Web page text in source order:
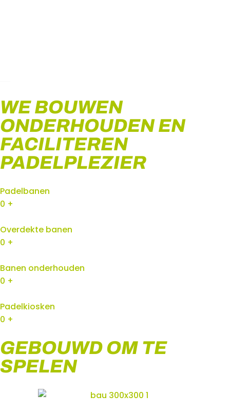
WE BOUWEN
ONDERHOUDEN EN
FACILITEREN
PADELPLEZIER
Padelbanen
0 +
Overdekte banen
0 +
Banen onderhouden
0 +
Padelkiosken
0 +
GEBOUWD OM TE
SPELEN